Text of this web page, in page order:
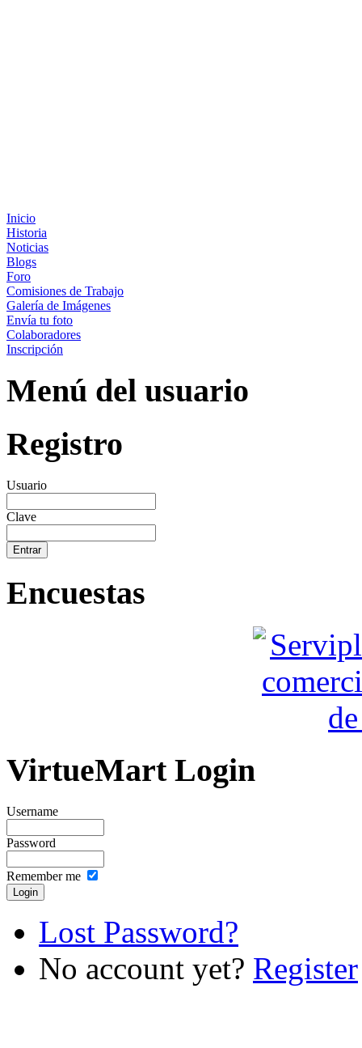
Inicio
Historia
Noticias
Blogs
Foro
Comisiones de Trabajo
Galería de Imágenes
Envía tu foto
Colaboradores
Inscripción
Menú del usuario
Registro
Usuario
Clave
Encuestas
VirtueMart Login
Username
Password
Remember me
Lost Password?
No account yet? Register